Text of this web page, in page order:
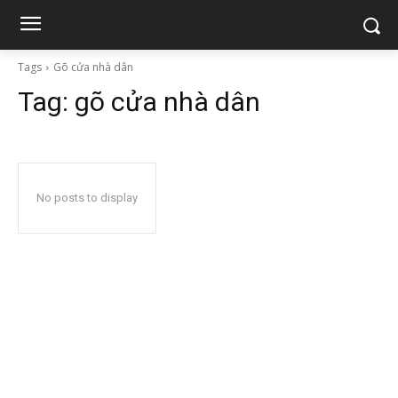
Tags Gõ cửa nhà dân
Tag: gõ cửa nhà dân
No posts to display